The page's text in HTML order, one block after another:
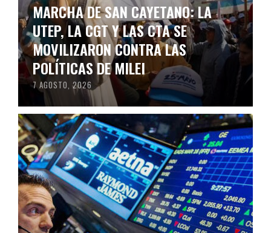
MARCHA DE SAN CAYETANO: LA
UTEP, LA CGT Y LAS CTA SE
MOVILIZARON CONTRA LAS
POLÍTICAS DE MILEI
7 AGOSTO, 2026